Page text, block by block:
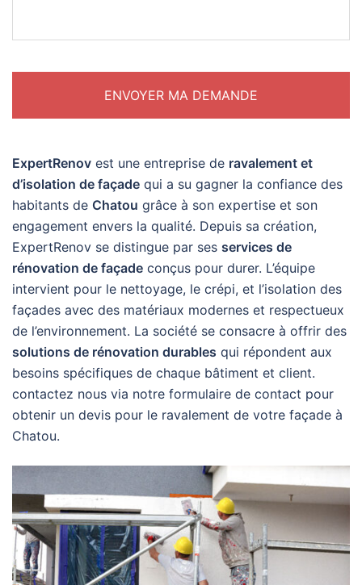
ExpertRenov est une entreprise de ravalement et
d’isolation de façade qui a su gagner la confiance des
habitants de Chatou grâce à son expertise et son
engagement envers la qualité. Depuis sa création,
ExpertRenov se distingue par ses services de
rénovation de façade conçus pour durer. L’équipe
intervient pour le nettoyage, le crépi, et l’isolation des
façades avec des matériaux modernes et respectueux
de l’environnement. La société se consacre à offrir des
solutions de rénovation durables qui répondent aux
besoins spécifiques de chaque bâtiment et client.
contactez nous via notre formulaire de contact pour
obtenir un devis pour le ravalement de votre façade à
Chatou.